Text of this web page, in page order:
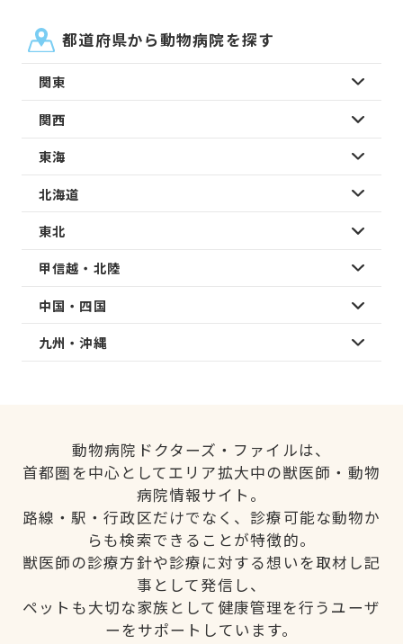
都道府県から動物病院を探す
関東
関西
東海
北海道
東北
甲信越・北陸
中国・四国
九州・沖縄
動物病院ドクターズ・ファイルは、
首都圏を中心としてエリア拡大中の獣医師・動物
病院情報サイト。
路線・駅・行政区だけでなく、診療可能な動物か
らも検索できることが特徴的。
獣医師の診療方針や診療に対する想いを取材し記
事として発信し、
ペットも大切な家族として健康管理を行うユーザ
ーをサポートしています。